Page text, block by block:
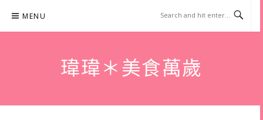
content
MENU
瑋瑋＊美食萬歲